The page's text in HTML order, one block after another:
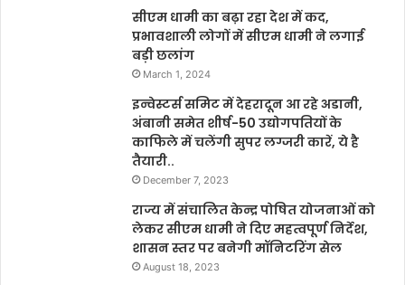
सीएम धामी का बढ़ा रहा देश में कद,
प्रभावशाली लोगों में सीएम धामी ने लगाई
बड़ी छलांग
March 1, 2024
इन्वेस्टर्स समिट में देहरादून आ रहे अडानी,
अंबानी समेत शीर्ष-50 उद्योगपतियों के
काफिले में चलेंगी सुपर लग्जरी कारें, ये है
तैयारी..
December 7, 2023
राज्य में संचालित केन्द्र पोषित योजनाओं को
लेकर सीएम धामी ने दिए महत्वपूर्ण निर्देश,
शासन स्तर पर बनेगी मॉनिटरिंग सेल
August 18, 2023